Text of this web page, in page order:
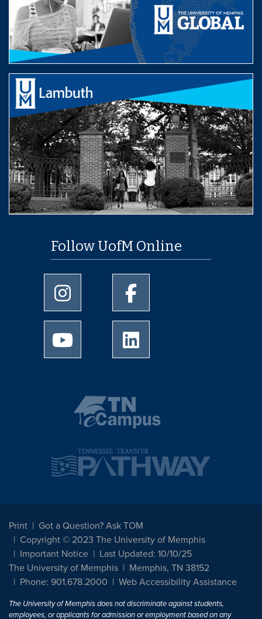
Follow UofM Online
University of Memphis Instagram page
University of Memphis
University of Memphis Youtube page
Print
Got a Question? Ask TOM
Copyright © 2023 The University of Memphis
Important Notice
Last Updated: 10/10/25
The University of Memphis
Memphis, TN 38152
Phone: 901.678.2000
Web Accessibility Assistance
The University of Memphis does not discriminate against students,
employees, or applicants for admission or employment based on any